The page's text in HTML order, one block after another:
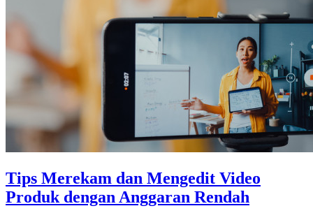
Tips Merekam dan Mengedit Video
Produk dengan Anggaran Rendah